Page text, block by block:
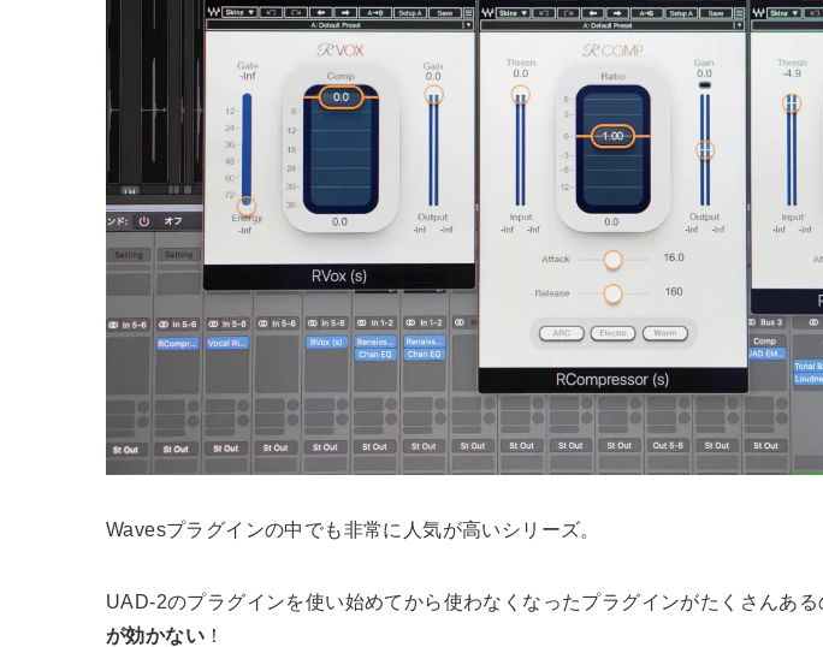
Wavesプラグインの中でも非常に人気が高いシリーズ。
UAD-2のプラグインを使い始めてから使わなくなったプラグインがたくさんあ
が効かない ！